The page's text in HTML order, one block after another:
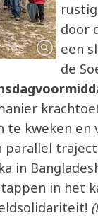
door
een
de
te kweken en
in
in het